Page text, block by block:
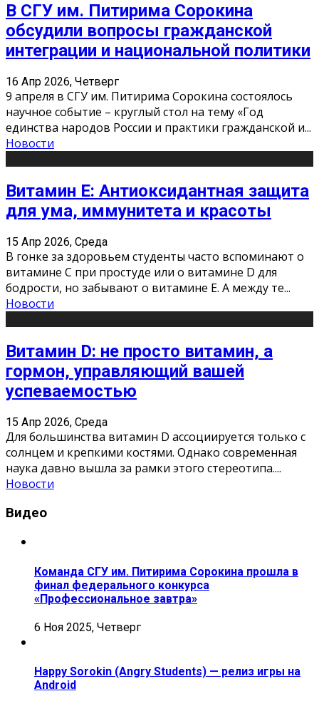
В СГУ им. Питирима Сорокина
обсудили вопросы гражданской
интеграции и национальной политики
16 Апр 2026, Четверг
9 апреля в СГУ им. Питирима Сорокина состоялось
научное событие – круглый стол на тему «Год
единства народов России и практики гражданской и...
Новости
Витамин Е: Антиоксидантная защита
для ума, иммунитета и красоты
15 Апр 2026, Среда
В гонке за здоровьем студенты часто вспоминают о
витамине С при простуде или о витамине D для
бодрости, но забывают о витамине Е. А между те...
Новости
Витамин D: не просто витамин, а
гормон, управляющий вашей
успеваемостью
15 Апр 2026, Среда
Для большинства витамин D ассоциируется только с
солнцем и крепкими костями. Однако современная
наука давно вышла за рамки этого стереотипа....
Новости
Видео
Команда СГУ им. Питирима Сорокина прошла в
финал федерального конкурса
«Профессиональное завтра»
6 Ноя 2025, Четверг
Happy Sorokin (Angry Students) — релиз игры на
Android